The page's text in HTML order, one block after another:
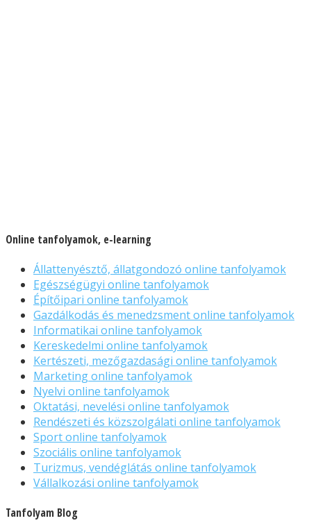
Online tanfolyamok, e-learning
Állattenyésztő, állatgondozó online tanfolyamok
Egészségügyi online tanfolyamok
Építőipari online tanfolyamok
Gazdálkodás és menedzsment online tanfolyamok
Informatikai online tanfolyamok
Kereskedelmi online tanfolyamok
Kertészeti, mezőgazdasági online tanfolyamok
Marketing online tanfolyamok
Nyelvi online tanfolyamok
Oktatási, nevelési online tanfolyamok
Rendészeti és közszolgálati online tanfolyamok
Sport online tanfolyamok
Szociális online tanfolyamok
Turizmus, vendéglátás online tanfolyamok
Vállalkozási online tanfolyamok
Tanfolyam Blog